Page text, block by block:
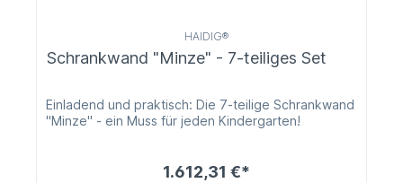
HAIDIG®
Schrankwand "Minze" - 7-teiliges Set
Einladend und praktisch: Die 7-teilige Schrankwand
"Minze" - ein Muss für jeden Kindergarten!
1.612,31 €*